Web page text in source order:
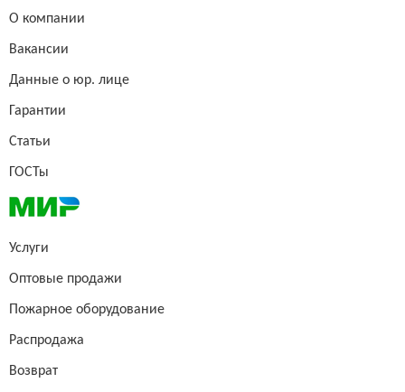
О компании
Вакансии
Данные о юр. лице
Гарантии
Статьи
ГОСТы
Услуги
Оптовые продажи
Пожарное оборудование
Распродажа
Возврат